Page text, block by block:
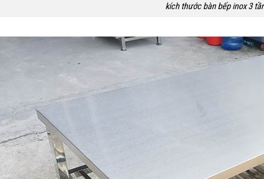
kích thước bàn bếp inox 3